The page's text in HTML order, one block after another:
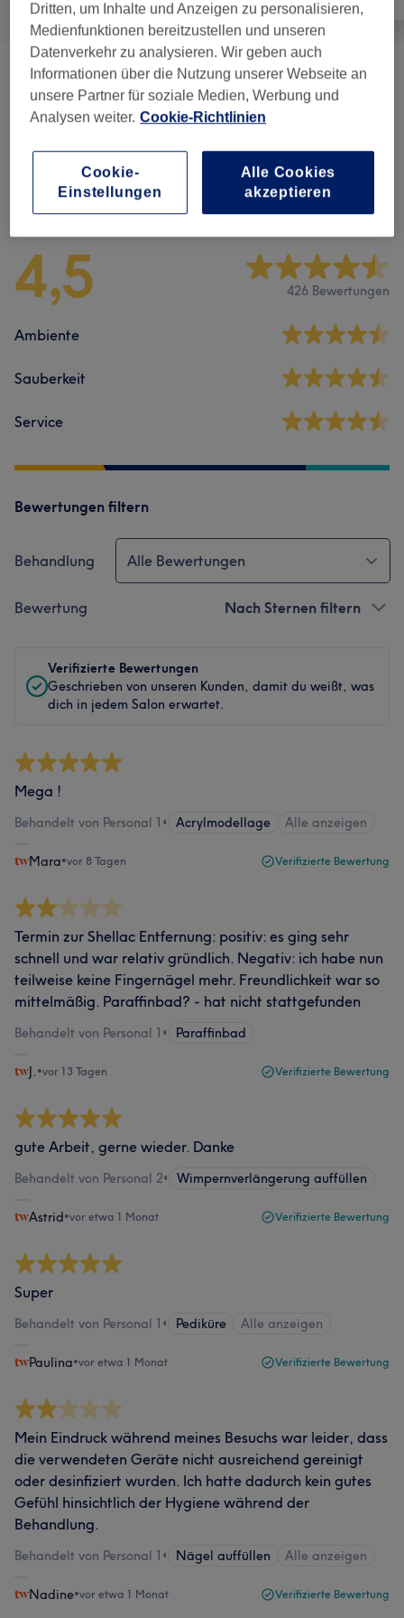
Maniküre & Nagelverlängerungen (27) ab 0,50 €
Pediküre (8 )
Salonbewertungen
4,5 426 Bewertungen
Ambiente
Sauberkeit
Service
Bewertungen filtern
Behandlung Alle Bewertungen
Bewertung Nach Sternen filtern
Verifizierte Bewertungen
Geschrieben von unseren Kunden, damit du weißt, was
dich in jedem Salon erwartet.
Mega !
Behandelt von Personal 1 • Acrylmodellage Alle anzeigen
Mara•vor 8 Tagen Verifizierte Bewertung
Termin zur Shellac Entfernung: positiv: es ging sehr
schnell und war relativ gründlich. Negativ: ich habe nun
teilweise keine Fingernägel mehr. Freundlichkeit war so
mittelmäßig. Paraffinbad? - hat nicht stattgefunden
Behandelt von Personal 1 • Paraffinbad
J. •vor 13 Tagen Verifizierte Bewertung
gute Arbeit, gerne wieder. Danke
Behandelt von Personal 2• Wimpernverlängerung auffüllen
Astrid•vor etwa 1 Monat Verifizierte Bewertung
Super
Behandelt von Personal 1 • Pediküre Alle anzeigen
Paulina•vor etwa 1 Monat Verifizierte Bewertung
Mein Eindruck während meines Besuchs war leider, dass
die verwendeten Geräte nicht ausreichend gereinigt
oder desinfiziert wurden. Ich hatte dadurch kein gutes
Gefühl hinsichtlich der Hygiene während der
Behandlung.
Behandelt von Personal 1 • Nägel auffüllen Alle anzeigen
Nadine•vor etwa 1 Monat Verifizierte Bewertung
Dritten, um Inhalte und Anzeigen zu personalisieren,
Medienfunktionen bereitzustellen und unseren
Datenverkehr zu analysieren. Wir geben auch
Informationen über die Nutzung unserer Webseite an
unsere Partner für soziale Medien, Werbung und
Analysen weiter. Cookie-Richtlinien
Cookie-
Einstellungen
Alle Cookies
akzeptieren